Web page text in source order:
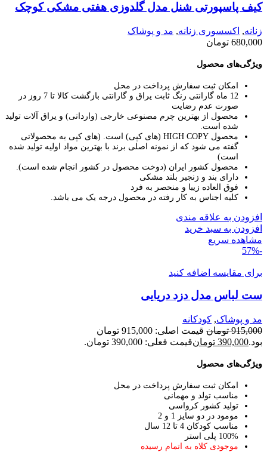
کیف پاسپورتی شنل مدل گلدوزی هفتی مشکی کوچک
زنانه, اکسسوری زنانه, مد و پوشاک
680,000 تومان
ویژگی‌های محصول
امکان ثبت سفارش پرداخت در محل
12 ماه گارانتی رنگ ثابت یراق و گارانتی بازگشت کالا تا 7 روز در
صورت عدم رضایت
محصول از بهترین چرم مصنوعی خارجی (وارداتی) و یراق آلات تولید
شده است.
محصول HIGH COPY (های کپی) است.
(های کپی به محصولاتی
گفته می شود که از نمونه اصلی برند با بهترین مواد اولیه تولید شده
است)
محصول کشور ایران (دوخت محصول در کشور انجام شده است).
دارای بند و زنجیر بلند مشکی
فوق العاده زیبا و منحصر به فرد
کلیه اجناس به کار رفته در محصول درجه یک می باشد.
افزودن به علاقه مندی
افزودن به سبد خرید
مشاهده سریع
-57%
برای مقایسه اضافه کنید
ست لباس مدل دزد دریایی
مد و پوشاک, کودکانه
915,000 تومان
قیمت اصلی: 915,000 تومان
بود.390,000 تومانقیمت فعلی: 390,000 تومان.
ویژگی‌های محصول
امکان ثبت سفارش پرداخت در محل
مناسب تولد و مهمانی
تولید کشور کرواسی
مومود در دو سایز 1 و 2
مناسب کودکان 4 تا 12 سال
100% پلی استر
موجودی کلاه به اتمام رسیده